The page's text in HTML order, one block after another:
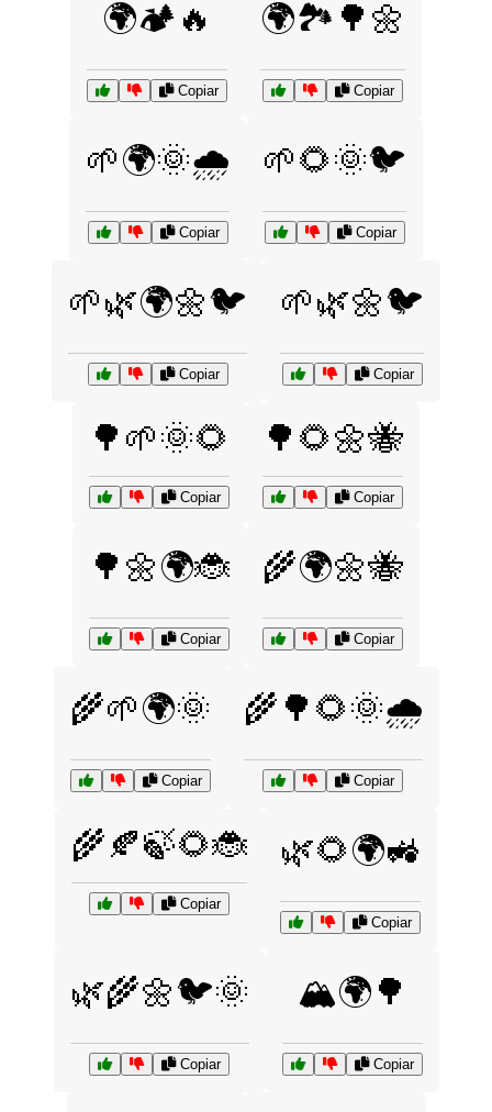
🌍🏕️🔥
Copiar
🌍🏞️🌳🌼
Copiar
🌱🌍🌞🌧️
Copiar
🌱🌻🌞🐦
Copiar
🌱🌿🌍🌼🐦
Copiar
🌱🌿🌼🐦
Copiar
🌳🌱🌞🌻
Copiar
🌳🌻🌼🐝
Copiar
🌳🌼🌍🐞
Copiar
🌾🌍🌼🐝
Copiar
🌾🌱🌍🌞
Copiar
🌾🌳🌻🌞🌧️
Copiar
🌾🍂🍃🌻🐞
Copiar
🌿🌻🌍🚜
Copiar
🌿🌾🌼🐦🌞
Copiar
🏔️🌍🌳
Copiar